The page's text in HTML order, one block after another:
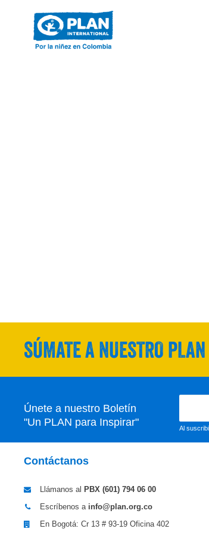
SÚMATE A NUESTRO
Únete a nuestro Boletín
"Un PLAN para Inspirar"
Al
Contáctanos
Llámanos al PBX (601) 794 06 00
Escríbenos a info@plan.org.co
En Bogotá: Cr 13 # 93-19 Oficina 402